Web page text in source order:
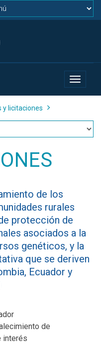
Toggle
y licitaciones
de los
rurales
protección de
asociados a la
genéticos, y la
que se deriven
Ecuador y
de
interés